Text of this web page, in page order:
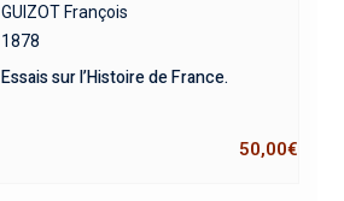
GUIZOT François
1878
Essais sur l’Histoire de France.
50,00€